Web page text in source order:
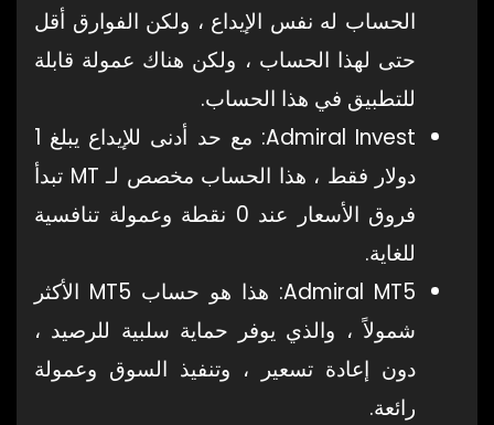
الحساب له نفس الإيداع ، ولكن الفوارق أقل
حتى لهذا الحساب ، ولكن هناك عمولة قابلة
للتطبيق في هذا الحساب.
Admiral Invest: مع حد أدنى للإيداع يبلغ 1
دولار فقط ، هذا الحساب مخصص لـ MT تبدأ
فروق الأسعار عند 0 نقطة وعمولة تنافسية
للغاية.
Admiral MT5: هذا هو حساب MT5 الأكثر
شمولاً ، والذي يوفر حماية سلبية للرصيد ،
دون إعادة تسعير ، وتنفيذ السوق وعمولة
رائعة.